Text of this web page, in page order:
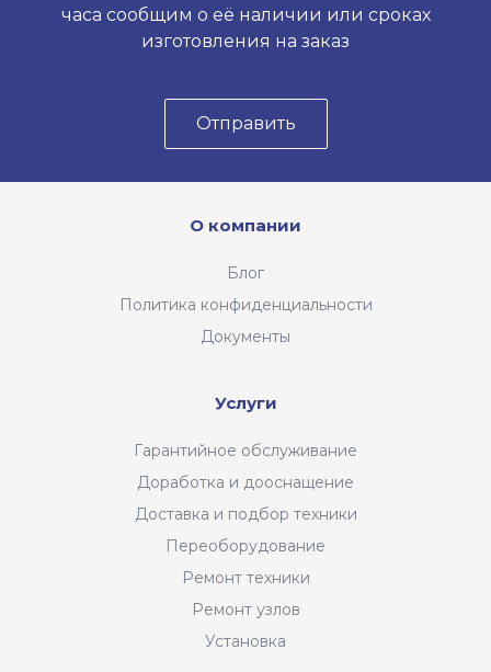
часа сообщим о её наличии или сроках
изготовления на заказ
Отправить
О компании
Блог
Политика конфиденциальности
Документы
Услуги
Гарантийное обслуживание
Доработка и дооснащение
Доставка и подбор техники
Переоборудование
Ремонт техники
Ремонт узлов
Установка